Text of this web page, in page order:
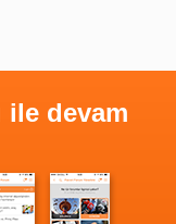
ile devam